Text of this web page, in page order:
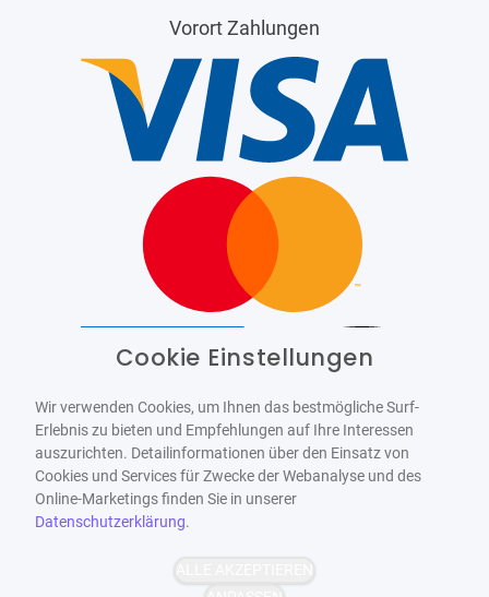
Vorort Zahlungen
WCAG-2.1-AA
Cookie Einstellungen
Wir verwenden Cookies, um Ihnen das bestmögliche Surf-
Erlebnis zu bieten und Empfehlungen auf Ihre Interessen
auszurichten. Detailinformationen über den Einsatz von
Cookies und Services für Zwecke der Webanalyse und des
Online-Marketings finden Sie in unserer
Datenschutzerklärung.
ALLE AKZEPTIEREN